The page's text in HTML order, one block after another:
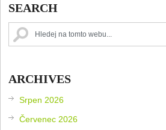
SEARCH
ARCHIVES
Srpen 2026
Červenec 2026